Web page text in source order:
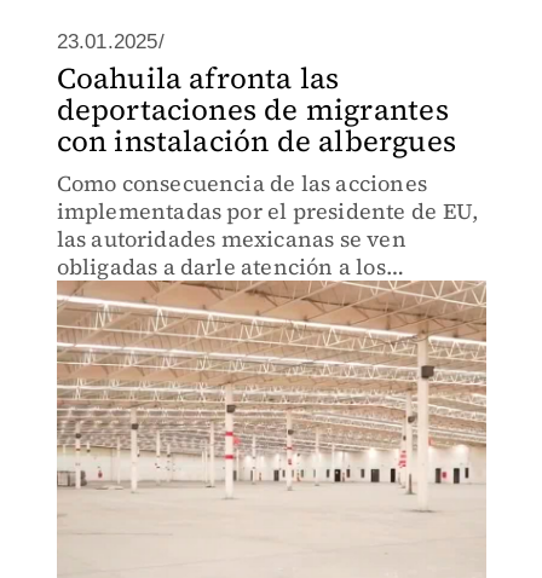
23.01.2025/
Coahuila afronta las
deportaciones de migrantes
con instalación de albergues
Como consecuencia de las acciones
implementadas por el presidente de EU,
las autoridades mexicanas se ven
obligadas a darle atención a los
deportados.